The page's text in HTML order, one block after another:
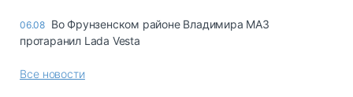
06.08 Во Фрунзенском районе Владимира МАЗ
протаранил Lada Vesta
Все новости